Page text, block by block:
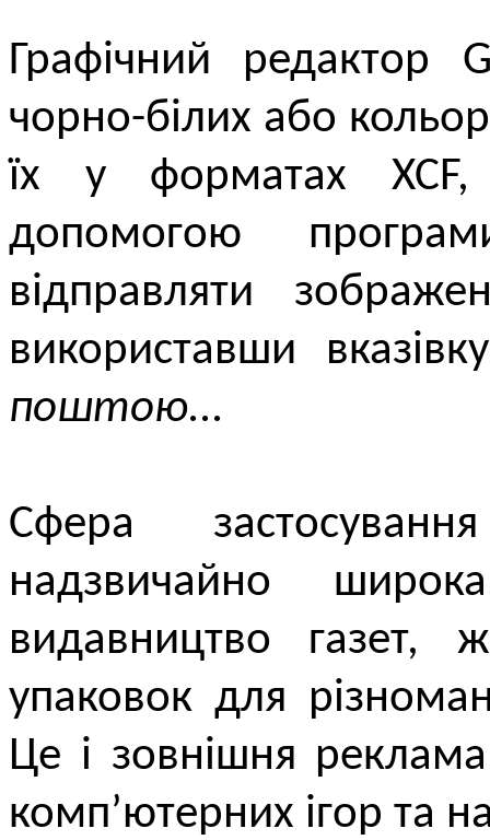
Графічний редактор
чорно-білих або
їх у форматах
допомогою
відправляти
використавши
поштою...
Сфера
надзвичайно
видавництво газет,
упаковок для
Це і зовнішня
комп’ютерних ігор та